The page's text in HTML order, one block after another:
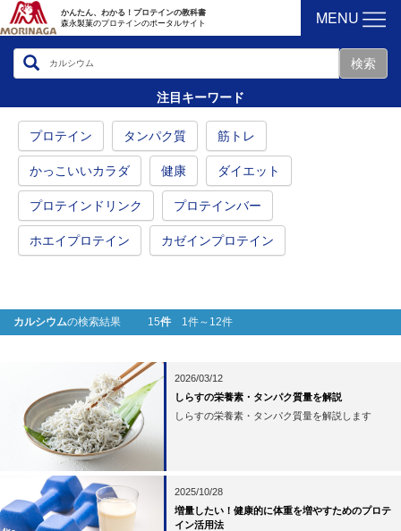
かんたん、わかる！プロテインの教科書
森永製菓のプロテインのポータルサイト
MENU
注目キーワード
プロテイン タンパク質 筋トレ
かっこいいカラダ 健康 ダイエット
プロテインドリンク プロテインバー
ホエイプロテイン カゼインプロテイン
カルシウムの検索結果 15件 1件～12件
2026/03/12
しらすの栄養素・タンパク質量を解説
しらすの栄養素・タンパク質量を解説します
2025/10/28
増量したい！健康的に体重を増やすためのプロテ
イン活用法